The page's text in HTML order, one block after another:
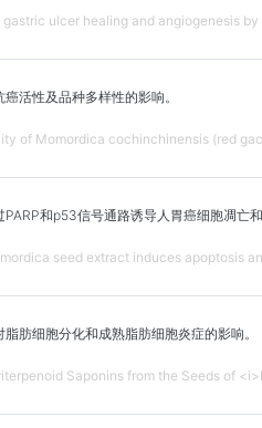
gastric ulcer healing and angiogenesis
活性及品种多样性的影响。
of Momordica cochinchinensis (red
和p53信号通路诱导人胃癌细胞凋亡和
seed extract induces apoptosis
肪细胞分化和成熟脂肪细胞炎症的影响。
Saponins from the Seeds of